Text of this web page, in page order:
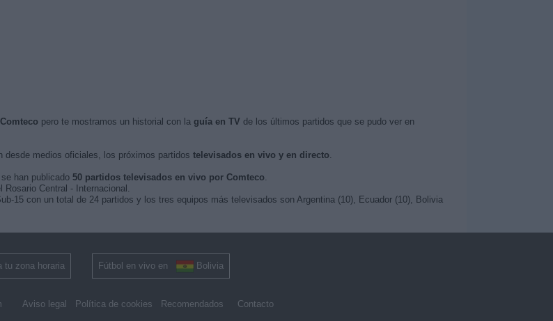
pero te mostramos un historial con la guía en TV de los últimos partidos que se pudo ver en
desde medios oficiales, los próximos partidos televisados en vivo y en directo.
han publicado 50 partidos televisados en vivo por Comteco.
Rosario Central - Internacional.
15 con un total de 24 partidos y los tres equipos más televisados son Argentina (10), Ecuador (10), Bolivia
tu zona horaria Fútbol en vivo en Bolivia
Aviso legal Política de cookies Recomendados Contacto